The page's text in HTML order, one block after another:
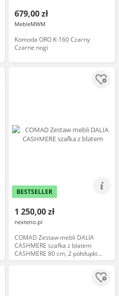
679,00 zł
MebleMWM
Komoda ORO K-160 Czarny
Czarne nogi
BESTSELLER
1 250,00 zł
nexterio.pl
COMAD Zestaw mebli DALIA
CASHMERE szafka z blatem
CASHMERE 80 cm, 2 półsłupki
80x30 cm